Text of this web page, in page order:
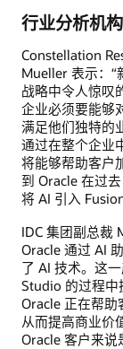
行业分析机
Constellation
Mueller 表示：“
战略中令人惊叹
企业必须要能够
满足他们独特的
通过在整个企业
将能够帮助客户
到 Oracle 在过
将 AI 引入
IDC 集团副总裁
Oracle 通过 AI
了 AI 技术。这
Studio 的过程中
Oracle 正在帮助
从而提高商业价
Oracle 客户来说